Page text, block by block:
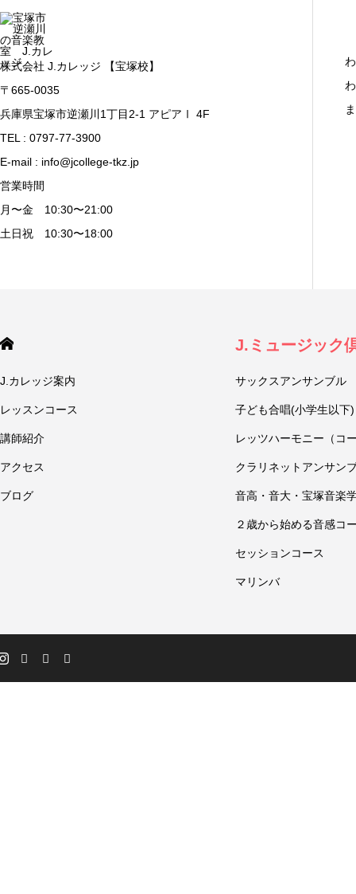
株式会社 J.カレッジ 【宝塚校】
〒665-0035
兵庫県宝塚市逆瀬川1丁目2-1 アピアⅠ 4F
TEL : 0797-77-3900
E-mail : info@jcollege-tkz.jp
営業時間
月〜金 10:30〜21:00
土日祝 10:30〜18:00
J.カレッジ案内
レッスンコース
講師紹介
アクセス
ブログ
J.ミュージック
サックスアンサンブル
子ども合唱(小学生以下)
レッツハーモニー（コ
クラリネットアンサン
音高・音大・宝塚音楽
２歳から始める音感コ
セッションコース
マリンバ